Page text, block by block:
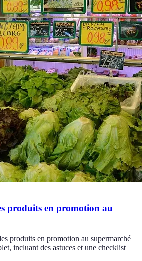
produits en promotion au
produits en promotion au supermarché
incluant des astuces et une checklist